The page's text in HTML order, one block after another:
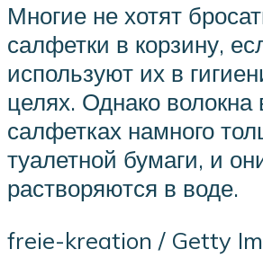
Многие не хотят
салфетки в корзину,
используют их в
целях. Однако
салфетках намного
туалетной бумаги, и
растворяются в воде.
freie-kreation / Getty